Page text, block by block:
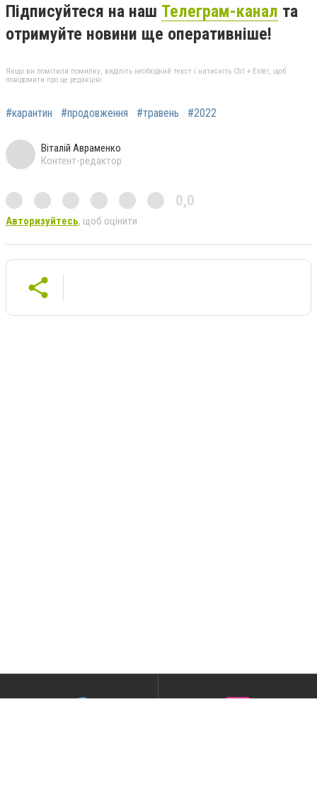
Підписуйтеся на наш Телеграм-канал та
отримуйте новини ще оперативніше!
Якщо ви помітили помилку, виділіть необхідний текст і натисніть Ctrl + Enter, щоб
повідомити про це редакцію
#карантин #продовження #травень #2022
Віталій Авраменко
Контент-редактор
0,0
Авторизуйтесь, щоб оцінити